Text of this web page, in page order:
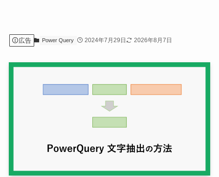
広告 Power Query 2024年7月29日 2026年8月7日